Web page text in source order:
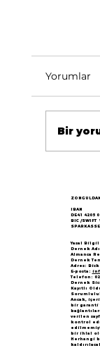
Yorumlar
Bir
IBAN
DE41 4205
BIC /SWIFT
Yasal
Dernek
Almanca
Dernek
Adres:
E-posta:
Telefon:
Dernek
Kayıtlı
Ancak,
bir garanti
verilen
kontrol
bir ihlal
Herhangi